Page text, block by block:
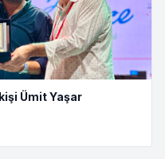
Ümit Yaşar